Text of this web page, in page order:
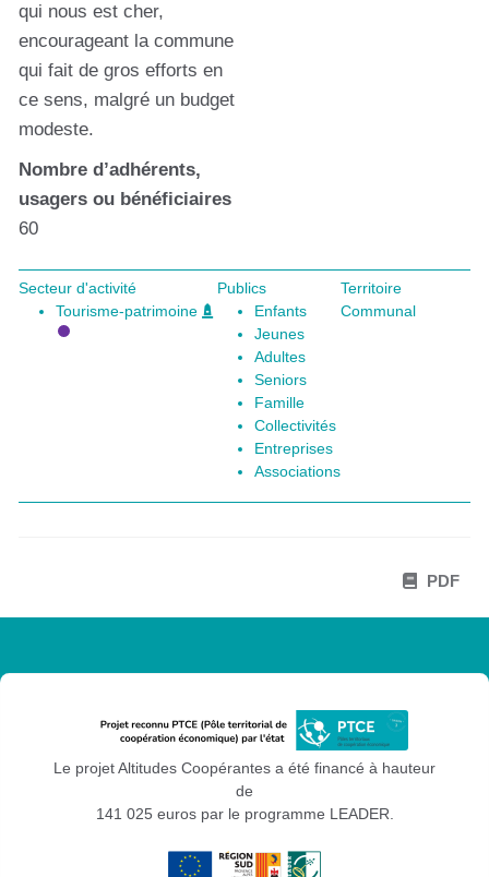
qui nous est cher,
encourageant la commune
qui fait de gros efforts en
ce sens, malgré un budget
modeste.
Nombre d’adhérents,
usagers ou bénéficiaires
60
Secteur d'activité
Tourisme-patrimoine
Publics
Enfants
Jeunes
Adultes
Seniors
Famille
Collectivités
Entreprises
Associations
Territoire
Communal
PDF
Le projet Altitudes Coopérantes a été financé à hauteur
de
141 025 euros par le programme LEADER.